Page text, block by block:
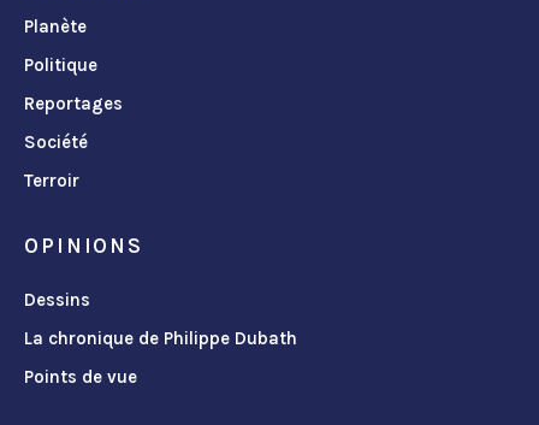
Planète
Politique
Reportages
Société
Terroir
OPINIONS
Dessins
La chronique de Philippe Dubath
Points de vue